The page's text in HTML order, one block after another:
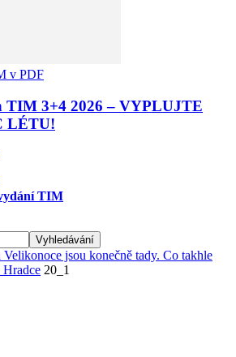
v PDF
TIM 3+4 2026 – VYPLUJTE
LÉTU!
TIM
Velikonoce jsou konečně tady. Co takhle
Hradce 20_1